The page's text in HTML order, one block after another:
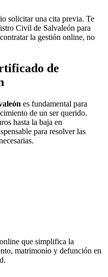
solicitar una cita previa. Te
Civil de Salvaleón para
la gestión online, no
de
es fundamental para
de un ser querido.
hasta la baja en
para resolver las
que simplifica la
matrimonio y defunción en